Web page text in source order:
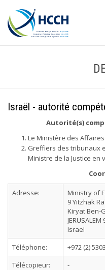
Israël - autorité
Autorité(s)
Le Ministère des
Greffiers des tribunaux
Ministre de la Justice en
Adresse:
Ministry of
9 Yitzhak
Kiryat Ben-
JERUSALEM
Israel
Téléphone:
+972 (2)
Télécopieur:
-